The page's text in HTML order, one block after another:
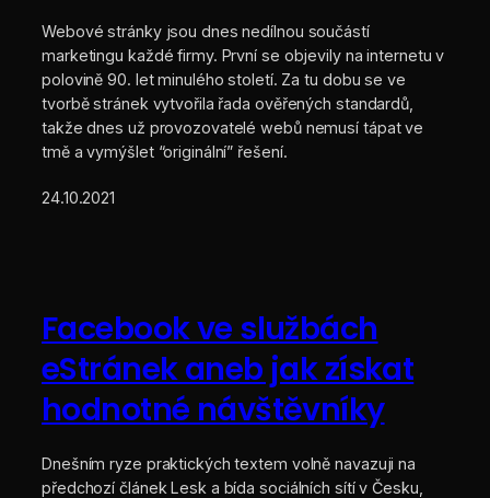
Webové stránky jsou dnes nedílnou součástí
marketingu každé firmy. První se objevily na internetu v
polovině 90. let minulého století. Za tu dobu se ve
tvorbě stránek vytvořila řada ověřených standardů,
takže dnes už provozovatelé webů nemusí tápat ve
tmě a vymýšlet “originální” řešení.
24.10.2021
Facebook ve službách
eStránek aneb jak získat
hodnotné návštěvníky
Dnešním ryze praktických textem volně navazuji na
předchozí článek Lesk a bída sociálních sítí v Česku,